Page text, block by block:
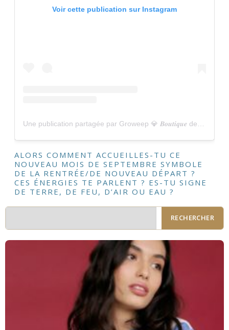
Voir cette publication sur Instagram
ALORS COMMENT ACCUEILLES-TU CE
NOUVEAU MOIS DE SEPTEMBRE SYMBOLE
DE LA RENTRÉE/DE NOUVEAU DÉPART ?
CES ÉNERGIES TE PARLENT ? ES-TU SIGNE
DE TERRE, DE FEU, D’AIR OU EAU ?
RECHERCHER